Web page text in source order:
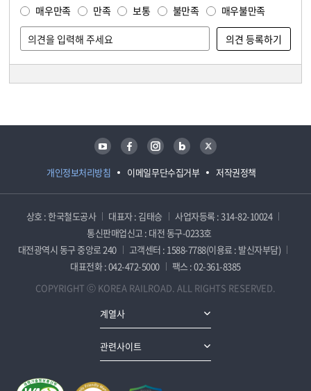
매우만족 만족 보통 불만족 매우불만족
개인정보처리방침 이메일무단수집거부 저작권정책
유튜브 페이스북 인스타그램 블로그 트위터
상호 : 한국철도공사 대표자 : 김태승
사업자등록 : 314-82-10024
통신판매업신고 : 대전 동구-0233호
대전광역시 동구 중앙로 240
고객센터 : 1588-7788(이용료 : 발신자부담)
대표전화 : 042-472-5000
팩스 : 02-361-8385
COPYRIGHT ⓒ KOREA RAILROAD. ALL RIGHTS RESERVED.
계열사
관련사이트